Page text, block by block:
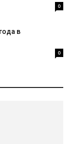
0
в
0